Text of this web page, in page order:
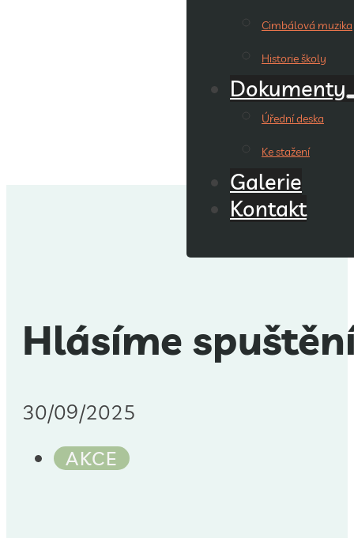
Cimbálová muzika
Historie školy
Dokumenty
Úřední deska
Ke stažení
Galerie
Kontakt
Hlásíme
30/09/2025
AKCE